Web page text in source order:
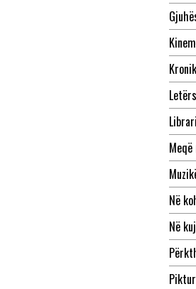
Në
Në